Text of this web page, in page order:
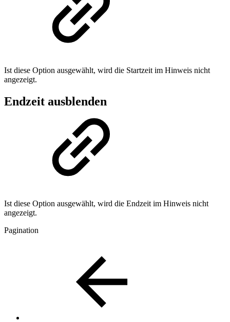
Ist diese Option ausgewählt, wird die Startzeit im Hinweis nicht
angezeigt.
Endzeit ausblenden
Ist diese Option ausgewählt, wird die Endzeit im Hinweis nicht
angezeigt.
Pagination